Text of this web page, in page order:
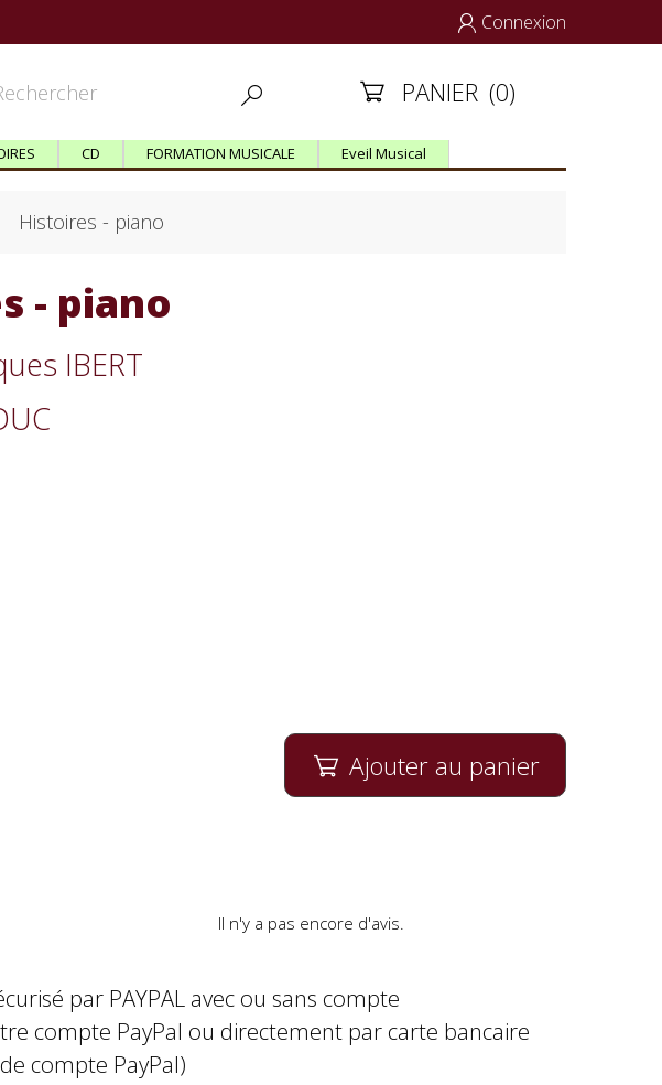
 Connexion
  PANIER (0)
CD FORMATION MUSICALE Eveil Musical
Histoires - piano
- piano
IBERT
 Ajouter au panier
Il n'y a pas encore d'avis.
par PAYPAL avec ou sans compte
compte PayPal ou directement par carte bancaire
compte PayPal)